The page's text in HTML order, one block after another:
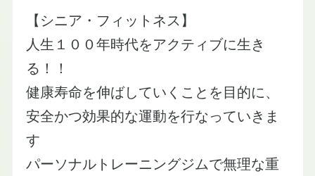
【シニア・フィットネス】
​人生１００年時代をアクティブに生き
る！！
​健康寿命を伸ばしていくことを目的に、
安全かつ効果的な運動を行なっていきま
す
​パーソナルトレーニングジムで無理な重